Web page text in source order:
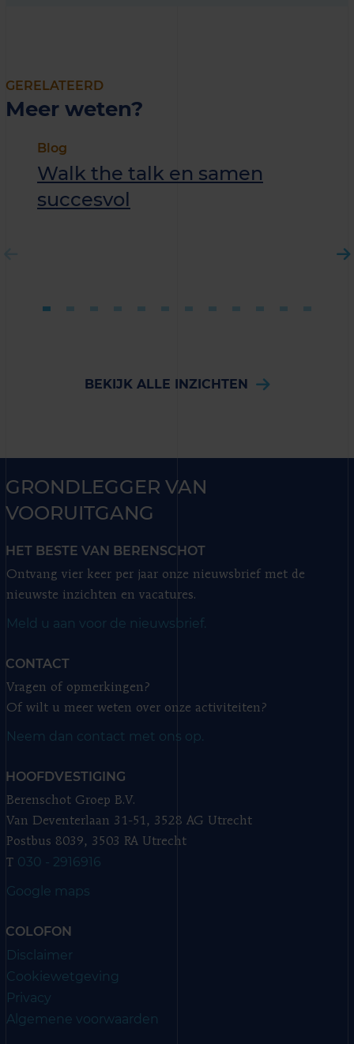
GERELATEERD
Meer weten?
Blog
Walk the talk en samen
succesvol
BEKIJK ALLE INZICHTEN
GRONDLEGGER VAN
VOORUITGANG
HET BESTE VAN BERENSCHOT
Ontvang vier keer per jaar onze nieuwsbrief met de
nieuwste inzichten en vacatures.
Meld u aan voor de nieuwsbrief.
CONTACT
Vragen of opmerkingen?
Of wilt u meer weten over onze activiteiten?
Neem dan contact met ons op.
HOOFDVESTIGING
Berenschot Groep B.V.
Van Deventerlaan 31-51, 3528 AG Utrecht
Postbus 8039, 3503 RA Utrecht
T 030 - 2916916
Google maps
COLOFON
Disclaimer
Cookiewetgeving
Privacy
Algemene voorwaarden